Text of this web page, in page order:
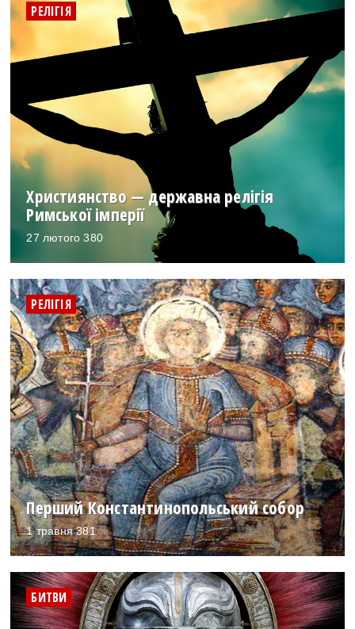
РЕЛІГІЯ
Християнство — державна релігія
Римської імперії
27 лютого 380
РЕЛІГІЯ
Перший Константинопольський собор
1 травня 381
БИТВИ